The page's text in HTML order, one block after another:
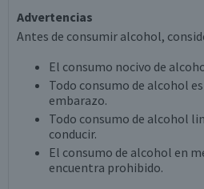
Advertencias
Antes de consumir alcohol,
El consumo nocivo de
Todo consumo de alcohol
embarazo.
Todo consumo de alcohol
conducir.
El consumo de alcohol en
encuentra prohibido.